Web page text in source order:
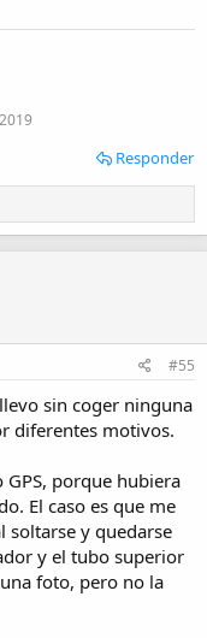
Responder
#55
sin coger ninguna
diferentes motivos.
porque hubiera
El caso es que me
soltarse y quedarse
y el tubo superior
foto, pero no la